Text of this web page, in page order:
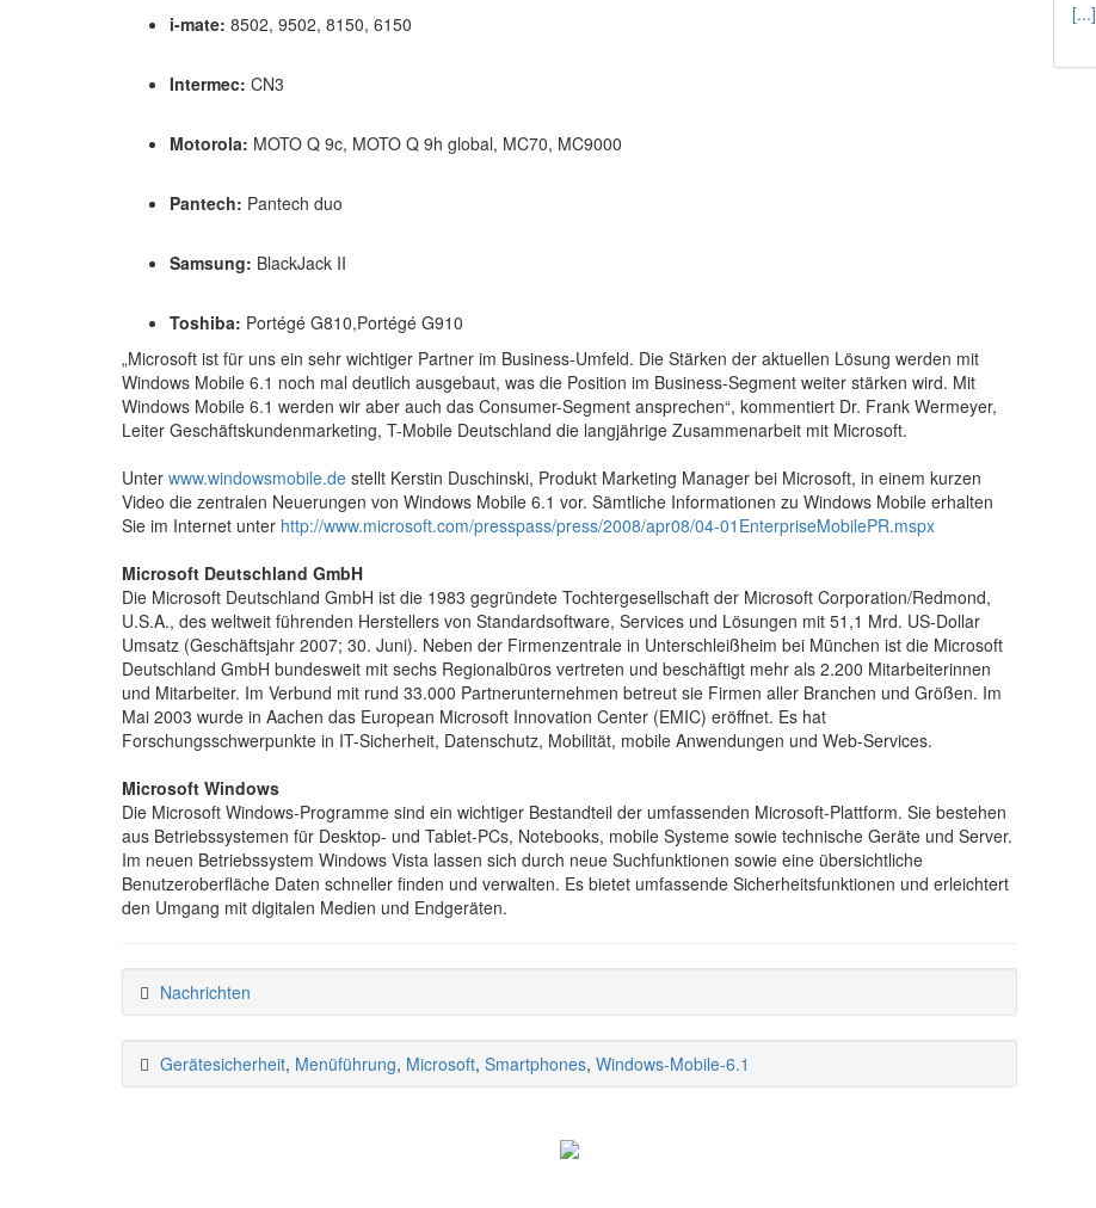
i-mate: 8502, 9502, 8150, 6150
Intermec: CN3
Motorola: MOTO Q 9c, MOTO Q 9h global, MC70, MC9000
Pantech: Pantech duo
Samsung: BlackJack II
Toshiba: Portégé G810,Portégé G910
„Microsoft ist für uns ein sehr wichtiger Partner im Business-Umfeld. Die Stärken der aktuellen Lösung werden mit
Windows Mobile 6.1 noch mal deutlich ausgebaut, was die Position im Business-Segment weiter stärken wird. Mit
Windows Mobile 6.1 werden wir aber auch das Consumer-Segment ansprechen“, kommentiert Dr. Frank Wermeyer,
Leiter Geschäftskundenmarketing, T-Mobile Deutschland die langjährige Zusammenarbeit mit Microsoft.
Unter www.windowsmobile.de stellt Kerstin Duschinski, Produkt Marketing Manager bei Microsoft, in einem kurzen
Video die zentralen Neuerungen von Windows Mobile 6.1 vor. Sämtliche Informationen zu Windows Mobile erhalten
Sie im Internet unter http://www.microsoft.com/presspass/press/2008/apr08/04-01EnterpriseMobilePR.mspx
Microsoft Deutschland GmbH
Die Microsoft Deutschland GmbH ist die 1983 gegründete Tochtergesellschaft der Microsoft Corporation/Redmond,
U.S.A., des weltweit führenden Herstellers von Standardsoftware, Services und Lösungen mit 51,1 Mrd. US-Dollar
Umsatz (Geschäftsjahr 2007; 30. Juni). Neben der Firmenzentrale in Unterschleißheim bei München ist die Microsoft
Deutschland GmbH bundesweit mit sechs Regionalbüros vertreten und beschäftigt mehr als 2.200 Mitarbeiterinnen
und Mitarbeiter. Im Verbund mit rund 33.000 Partnerunternehmen betreut sie Firmen aller Branchen und Größen. Im
Mai 2003 wurde in Aachen das European Microsoft Innovation Center (EMIC) eröffnet. Es hat
Forschungsschwerpunkte in IT-Sicherheit, Datenschutz, Mobilität, mobile Anwendungen und Web-Services.
Microsoft Windows
Die Microsoft Windows-Programme sind ein wichtiger Bestandteil der umfassenden Microsoft-Plattform. Sie bestehen
aus Betriebssystemen für Desktop- und Tablet-PCs, Notebooks, mobile Systeme sowie technische Geräte und Server.
Im neuen Betriebssystem Windows Vista lassen sich durch neue Suchfunktionen sowie eine übersichtliche
Benutzeroberfläche Daten schneller finden und verwalten. Es bietet umfassende Sicherheitsfunktionen und erleichtert
den Umgang mit digitalen Medien und Endgeräten.
Nachrichten
Gerätesicherheit, Menüführung, Microsoft, Smartphones, Windows-Mobile-6.1
[...]